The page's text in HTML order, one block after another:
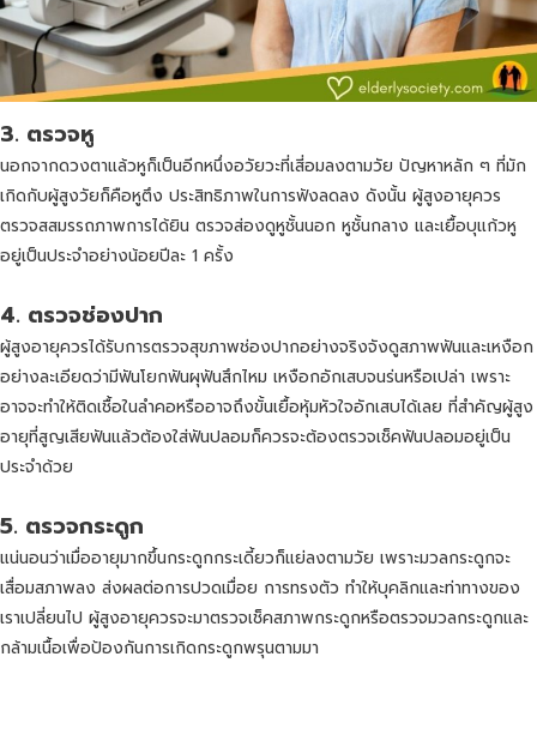
3. ตรวจหู
นอกจากดวงตาแล้วหูก็เป็นอีกหนึ่งอวัยวะที่เสี่อมลงตามวัย ปัญหาหลัก ๆ ที่มัก
เกิดกับผู้สูงวัยก็คือหูตึง ประสิทธิภาพในการฟังลดลง ดังนั้น ผู้สูงอายุควร
ตรวจสสมรรถภาพการได้ยิน ตรวจส่องดูหูชั้นนอก หูชั้นกลาง และเยื้อบุแก้วหู
อยู่เป็นประจำอย่างน้อยปีละ 1 ครั้ง
4. ตรวจช่องปาก
ผู้สูงอายุควรได้รับการตรวจสุขภาพช่องปากอย่างจริงจังดูสภาพฟันและเหงือก
อย่างละเอียดว่ามีฟันโยกฟันผุฟันสึกไหม เหงือกอักเสบจนร่นหรือเปล่า เพราะ
อาจจะทำให้ติดเชื้อในลำคอหรืออาจถึงขั้นเยื้อหุ้มหัวใจอักเสบได้เลย ที่สำคัญผู้สูง
อายุที่สูญเสียฟันแล้วต้องใส่ฟันปลอมก็ควรจะต้องตรวจเช็คฟันปลอมอยู่เป็น
ประจำด้วย
5. ตรวจกระดูก
แน่นอนว่าเมื่ออายุมากขึ้นกระดูกกระเดี้ยวก็แย่ลงตามวัย เพราะมวลกระดูกจะ
เสื่อมสภาพลง ส่งผลต่อการปวดเมื่อย การทรงตัว ทำให้บุคลิกและท่าทางของ
เราเปลี่ยนไป ผู้สูงอายุควรจะมาตรวจเช็คสภาพกระดูกหรือตรวจมวลกระดูกและ
กล้ามเนื้อเพื่อป้องกันการเกิดกระดูกพรุนตามมา